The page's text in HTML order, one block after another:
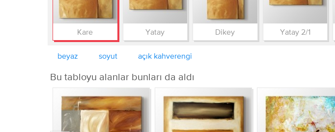
Kare Yatay Dikey Yatay 2/1
beyaz soyut açık kahverengi
Bu tabloyu alanlar bunları da aldı